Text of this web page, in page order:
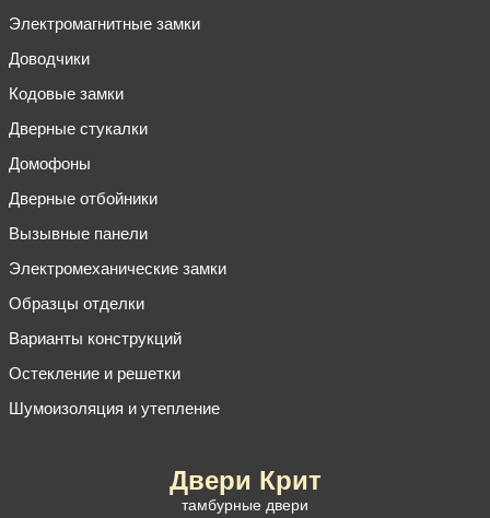
Двери Крит
тамбурные двери
Электромагнитные замки
Доводчики
Кодовые замки
Дверные стукалки
Домофоны
Дверные отбойники
Вызывные панели
Электромеханические замки
Образцы отделки
Варианты конструкций
Остекление и решетки
Шумоизоляция и утепление